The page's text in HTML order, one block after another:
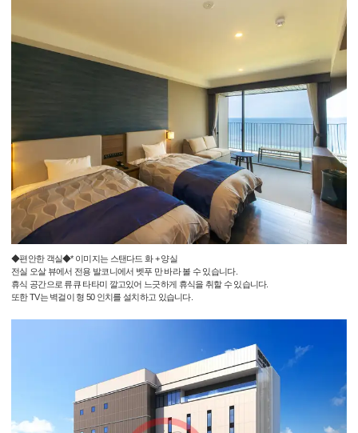
◆편안한 객실◆* 이미지는 스탠다드 화 + 양실
전실 오살 뷰에서 전용 발코니에서 벳푸 만 바라 볼 수 있습니다.
휴식 공간으로 류큐 타타미 깔고있어 느긋하게 휴식을 취할 수 있습니다.
또한 TV는 벽걸이 형 50 인치를 설치하고 있습니다.